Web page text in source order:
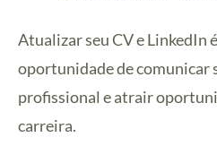
Atualizar seu CV e LinkedIn
oportunidade de comunicar
profissional e atrair
carreira.